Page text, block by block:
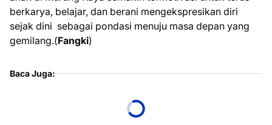
berkarya, belajar, dan berani mengekspresikan diri
sejak dini sebagai pondasi menuju masa depan yang
gemilang.(Fangki)
Baca Juga: